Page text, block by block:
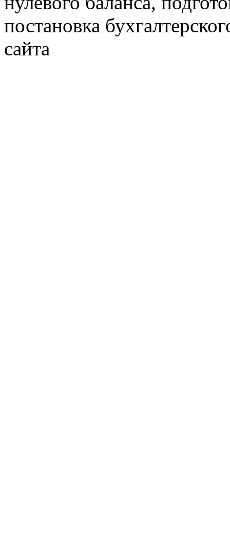
постановка
сайта